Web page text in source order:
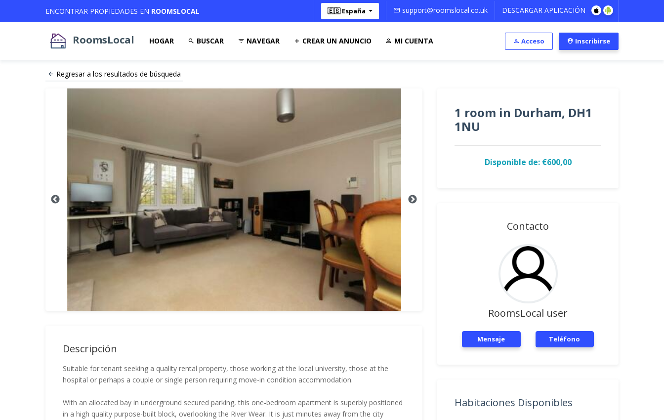
ENCONTRAR PROPIEDADES EN ROOMSLOCAL 🇪🇸 España support@roomslocal.co.uk DESCARGAR APLICACIÓN
RoomsLocal HOGAR BUSCAR NAVEGAR CREAR UN ANUNCIO MI CUENTA Acceso Inscribirse
Regresar a los resultados de búsqueda
Descripción
Suitable for tenant seeking a quality rental property, those working at the local university, those at the
hospital or perhaps a couple or single person requiring move-in condition accommodation.
With an allocated bay in underground secured parking, this one-bedroom apartment is superbly positioned
in a high quality purpose-built block, overlooking the River Wear. It is just minutes away from the city
1 room in Durham, DH1
1NU
Disponible de: €600,00
Contacto
RoomsLocal user
Mensaje Teléfono
Habitaciones Disponibles